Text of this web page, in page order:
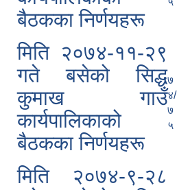
बैठकका निर्णयहरू
मिति २०७४-११-२९
गते बसेको सिद्ध
कुमाख गाउँ
कार्यपालिकाको
बैठकका निर्णयहरू
७
४/
७
५
मिति २०७४-९-२८